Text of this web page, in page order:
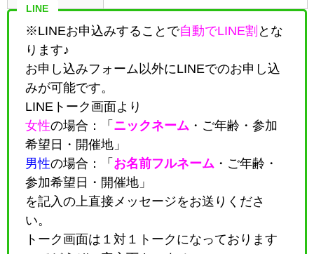
LINE
※LINEお申込みすることで自動でLINE割 とな
ります♪
お申し込みフォーム以外にLINEでのお申し込
みが可能です。
LINEトーク画面より
女性の場合：「 ニックネーム ・ ご年齢・参加
希望日・開催地」
男性の場合：「 お名前フルネーム ・ ご年齢・
参加希望日・開催地」
を記入の上直接メッセージをお送りくださ
い。
トーク画面は１対１トークになっております